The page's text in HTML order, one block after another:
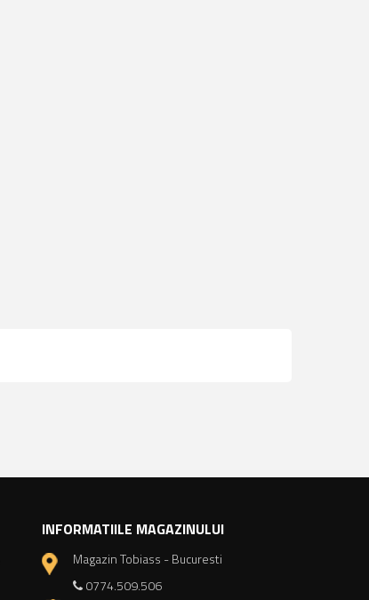
INFORMATIILE MAGAZINULUI
Magazin Tobiass - Bucuresti
0774.509.506